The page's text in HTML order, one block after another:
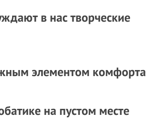
в нас творческие
элементом комфорта
на пустом месте